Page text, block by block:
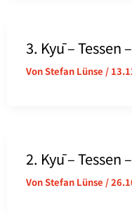
3. Kyū – Tessen
VonStefan Lünse /
2. Kyū –
VonStefan Lünse /